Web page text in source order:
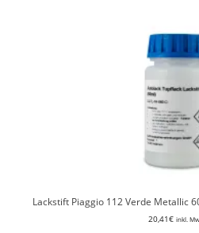
Lackstift Piaggio 112 Verde Metallic
20,41€ inkl.